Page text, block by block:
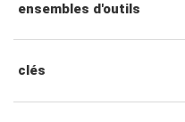
ensembles d'outils
clés